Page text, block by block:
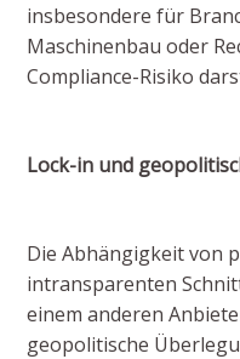
insbesondere für
Maschinenbau oder
Compliance-Risiko
Lock-in und
Die Abhängigkeit von
intransparenten
einem anderen
geopolitische